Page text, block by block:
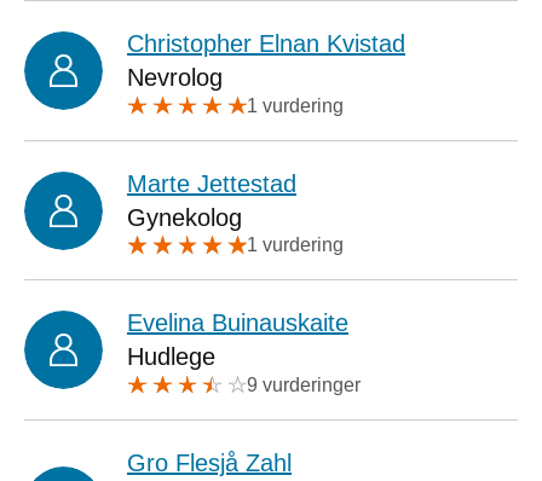
Christopher Elnan Kvistad
Nevrolog
1 vurdering
Marte Jettestad
Gynekolog
1 vurdering
Evelina Buinauskaite
Hudlege
9 vurderinger
Gro Flesjå Zahl